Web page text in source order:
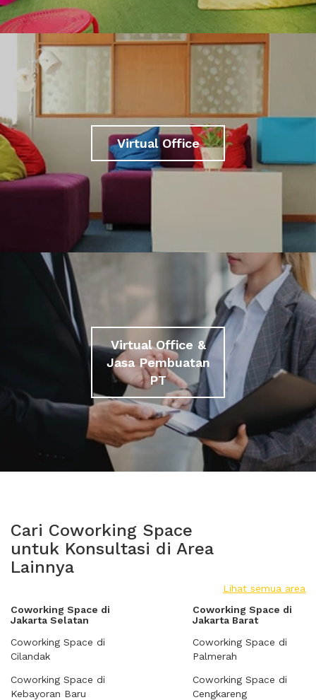
Virtual Office
Virtual Office &
Jasa Pembuatan
PT
Cari Coworking Space
untuk Konsultasi di Area
Lainnya
Lihat semua area
Coworking Space di
Jakarta Selatan
Coworking Space di
Cilandak
Coworking Space di
Kebayoran Baru
Coworking Space di
Jakarta Barat
Coworking Space di
Palmerah
Coworking Space di
Cengkareng